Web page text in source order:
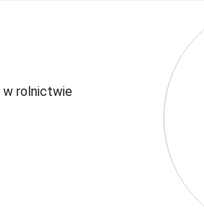
w rolnictwie